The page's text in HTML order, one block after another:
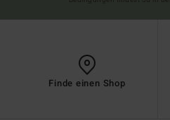
Finde einen Shop